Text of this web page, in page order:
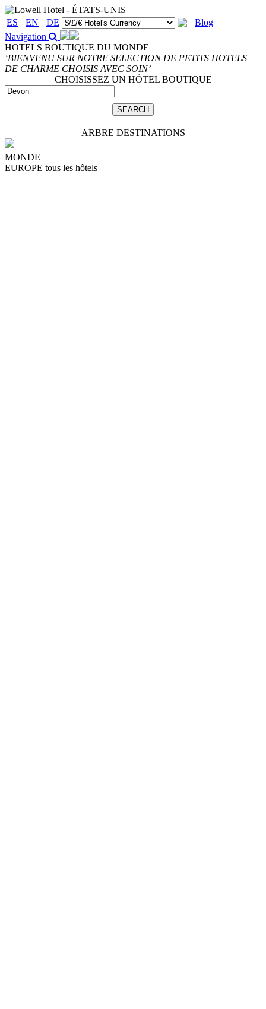
ES EN DE
Blog
Navigation
HOTELS BOUTIQUE DU MONDE
‘BIENVENU SUR NOTRE SELECTION DE PETITS HOTELS
DE CHARME CHOISIS AVEC SOIN’
CHOISISSEZ UN HÔTEL BOUTIQUE
ARBRE DESTINATIONS
MONDE
EUROPE tous les hôtels